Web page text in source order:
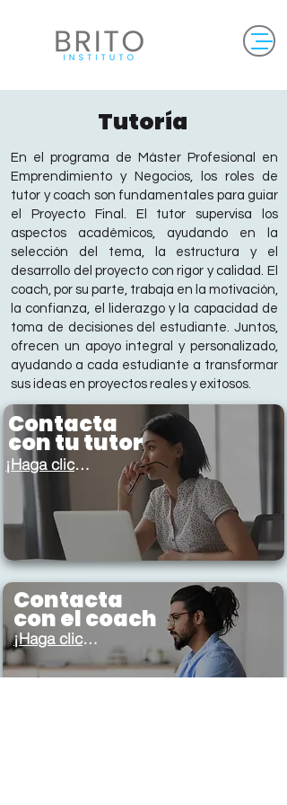
Tutoría
En el programa de Máster Profesional en
Emprendimiento y Negocios, los roles de
tutor y coach son fundamentales para guiar
el Proyecto Final.
El tutor supervisa los
aspectos académicos, ayudando en la
selección del tema, la estructura y el
desarrollo del proyecto con rigor y calidad. El
coach, por su parte, trabaja en la motivación,
la confianza, el liderazgo y la capacidad de
toma de decisiones del estudiante. Juntos,
ofrecen un apoyo integral y personalizado,
ayudando a cada estudiante a transformar
sus ideas en proyectos reales y exitosos.
¡Haga clic aquí!
Contacta
con tu tutor
¡Haga clic aquí!
Contacta
con el coach